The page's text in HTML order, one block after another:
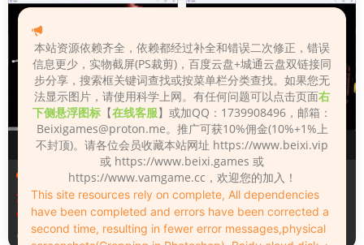
场景（Scenes）
汉化版Fall_Of_Dynasty_Silh
ouette_Play_Bug_Fixed_2&
《王朝陨落》剪影玩法修复版
5天前
场景（Scenes）
Fall_Of_Dynasty_Silhouette
_Play_Bug_Fixed_2
5天前
本站资源依赖齐全，依赖都经过补全和错误二次修正，错误
信息更少，实物截屏(PS裁剪)，百度云盘+城通云盘双链接同
步分享，搜索框关键词查找或按菜单栏分类查找。如果您无
法显示图片，请使用科学上网。有任何问题可以点击页面右
下侧悬浮图标 【在线客服】或加QQ：1739908496，邮箱：
Beixigames@proton.me。推广可获10%佣金(10%+1%上
不封顶)。请各位会员收藏本站网址 https://www.beixi.vip
或 https://www.beixi.games 或
https://www.vamgame.cc，欢迎您的加入！
This site resources rely on complete, All dependencies
have been completed and errors have been corrected a
second time, resulting in fewer error messages,physical